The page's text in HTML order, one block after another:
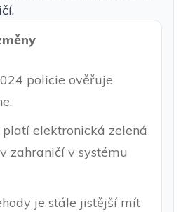
policie ověřuje
platí elektronická zelená
zahraničí v systému
je stále jistější mít